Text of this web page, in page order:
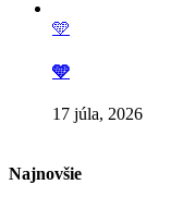
🩵
🩵
17 júla, 2026
Najnovšie